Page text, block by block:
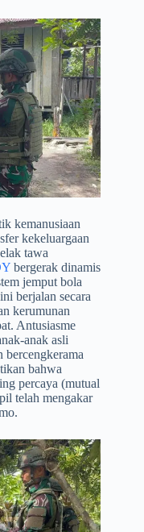
kemanusiaan
kekeluargaan
tawa
bergerak dinamis
jemput bola
berjalan secara
kerumunan
Antusiasme
anak asli
bercengkerama
bahwa
percaya (mutual
telah mengakar